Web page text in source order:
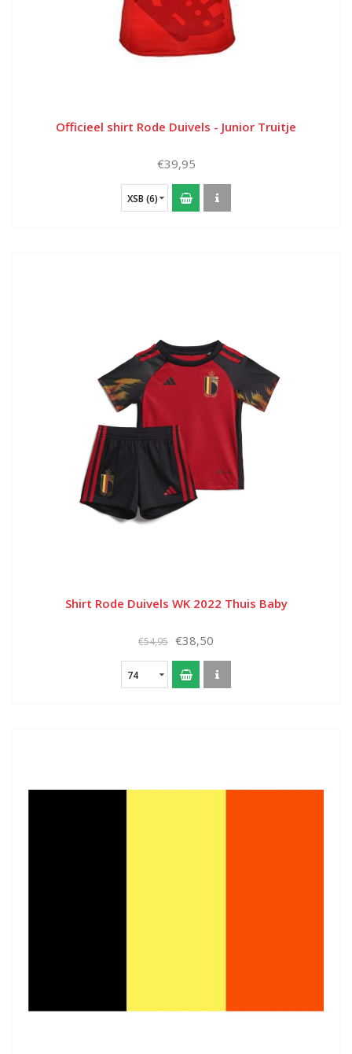
Officieel shirt Rode Duivels - Junior Truitje
€39,95
XSB (6)
Shirt Rode Duivels WK 2022 Thuis Baby
€54,95 €38,50
74